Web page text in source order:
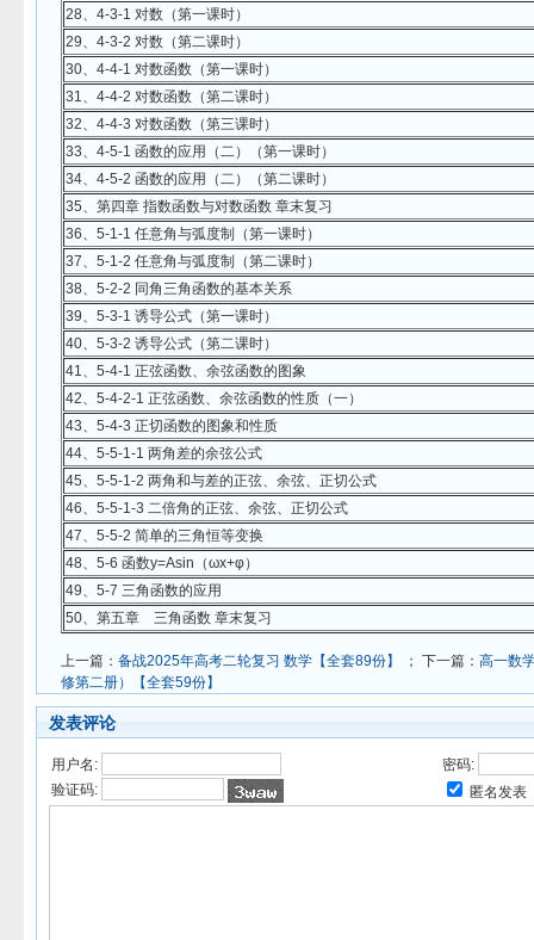
28、4-3-1 对数（第一课时）
29、4-3-2 对数（第二课时）
30、4-4-1 对数函数（第一课时）
31、4-4-2 对数函数（第二课时）
32、4-4-3 对数函数（第三课时）
33、4-5-1 函数的应用（二）（第一课时）
34、4-5-2 函数的应用（二）（第二课时）
35、第四章 指数函数与对数函数 章末复习
36、5-1-1 任意角与弧度制（第一课时）
37、5-1-2 任意角与弧度制（第二课时）
38、5-2-2 同角三角函数的基本关系
39、5-3-1 诱导公式（第一课时）
40、5-3-2 诱导公式（第二课时）
41、5-4-1 正弦函数、余弦函数的图象
42、5-4-2-1 正弦函数、余弦函数的性质（一）
43、5-4-3 正切函数的图象和性质
44、5-5-1-1 两角差的余弦公式
45、5-5-1-2 两角和与差的正弦、余弦、正切公式
46、5-5-1-3 二倍角的正弦、余弦、正切公式
47、5-5-2 简单的三角恒等变换
48、5-6 函数y=Asin（ωx+φ）
49、5-7 三角函数的应用
50、第五章 三角函数 章末复习
上一篇： 备战2025年高考二轮复习 数学【全套89份】 ； 下一篇： 高一数
修第二册）【全套59份】
发表评论
用户名:
密码:
验证码:
匿名发表